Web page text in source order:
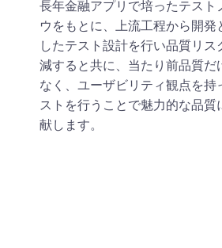
長年金融アプリで培ったテスト
ウをもとに、上流工程から開発
したテスト設計を行い品質リス
減すると共に、当たり前品質だ
なく、ユーザビリティ観点を持
ストを行うことで魅力的な品質
献します。